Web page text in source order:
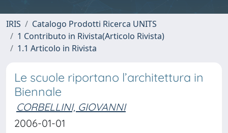
IRIS
Catalogo Prodotti Ricerca UNITS
1 Contributo in Rivista(Articolo Rivista)
1.1 Articolo in Rivista
Le scuole riportano l’architettura in
Biennale
CORBELLINI, GIOVANNI
2006-01-01